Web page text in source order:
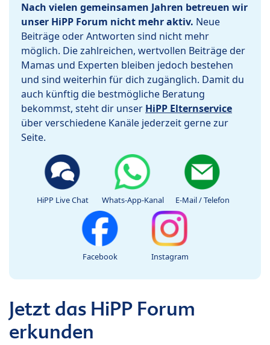
Nach vielen gemeinsamen Jahren betreuen wir
unser HiPP Forum nicht mehr aktiv. Neue
Beiträge oder Antworten sind nicht mehr
möglich. Die zahlreichen, wertvollen Beiträge der
Mamas und Experten bleiben jedoch bestehen
und sind weiterhin für dich zugänglich. Damit du
auch künftig die bestmögliche Beratung
bekommst, steht dir unser HiPP Elternservice
über verschiedene Kanäle jederzeit gerne zur
Seite.
HiPP Live Chat Whats-App-Kanal E-Mail / Telefon
Facebook Instagram
Jetzt das HiPP Forum
erkunden